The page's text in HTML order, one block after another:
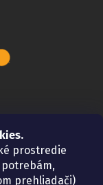
prostredie
prehliadači)